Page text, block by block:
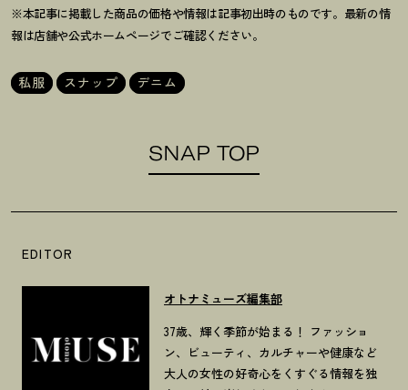
※本記事に掲載した商品の価格や情報は記事初出時のものです。最新の情
報は店舗や公式ホームページでご確認ください。
私服 スナップ デニム
SNAP TOP
EDITOR
オトナミューズ編集部
37歳、輝く季節が始まる！ ファッショ
ン、ビューティ、カルチャーや健康など
大人の女性の好奇心をくすぐる情報を独